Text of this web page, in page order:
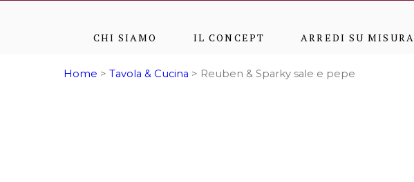
CHI SIAMO IL CONCEPT ARREDI SU MISURA
Home > Tavola & Cucina > Reuben & Sparky sale e pepe